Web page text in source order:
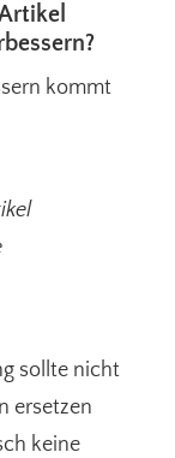
kommt
sollte nicht
ersetzen
keine